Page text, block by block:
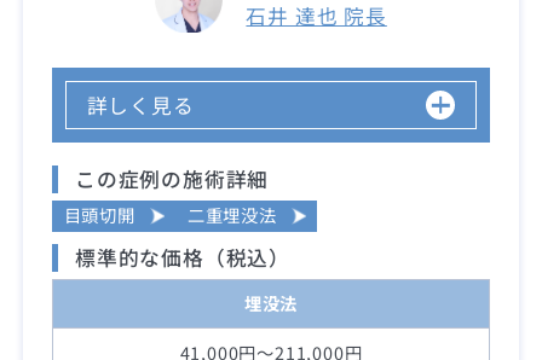
石井 達也 院長
詳しく見る
この症例の施術詳細
目頭切開 二重埋没法
標準的な価格（税込）
埋没法
41,000円～211,000円